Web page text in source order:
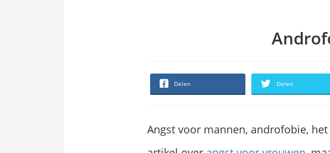
Delen Delen
Angst voor mannen, androfobie,